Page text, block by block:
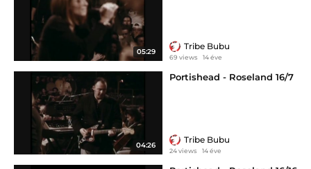
05:29
Tribe Bubu
69 views 14 éve
04:26
Portishead - Roseland 16/7
Tribe Bubu
24 views 14 éve